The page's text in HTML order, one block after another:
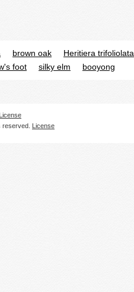
brown oak
Heritiera trifoliolata
foot silky elm booyong
License
reserved. License